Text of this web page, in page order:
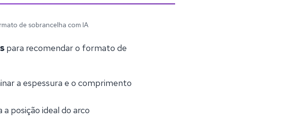
de sobrancelha com IA
para recomendar o formato de
a espessura e o comprimento
posição ideal do arco